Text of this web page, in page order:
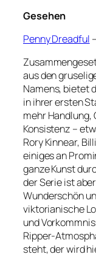
Gesehen
Penny Dreadful
aus den
Namens, bietet
in ihrer ersten
mehr
Konsistenz –
Rory Kinnear,
einiges an
ganze Kunst
der Serie ist
Wunderschön
viktorianische
und
Ripper-
steht, der wird